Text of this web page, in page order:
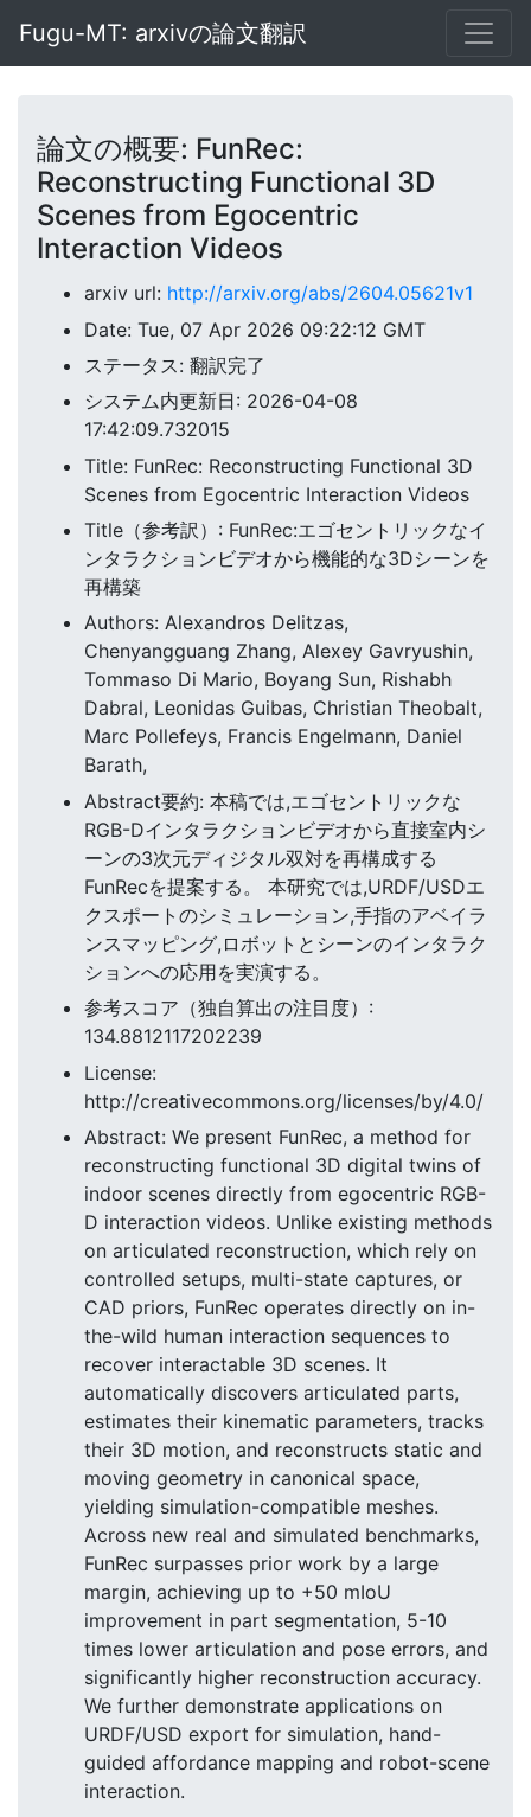
Fugu-MT: arxivの論文翻訳
論文の概要: FunRec:
Reconstructing Functional 3D
Scenes from Egocentric
Interaction Videos
arxiv url: http://arxiv.org/abs/2604.05621v1
Date: Tue, 07 Apr 2026 09:22:12 GMT
ステータス: 翻訳完了
システム内更新日: 2026-04-08
17:42:09.732015
Title: FunRec: Reconstructing Functional 3D
Scenes from Egocentric Interaction Videos
Title（参考訳）: FunRec:エゴセントリックなイ
ンタラクションビデオから機能的な3Dシーンを
再構築
Authors: Alexandros Delitzas,
Chenyangguang Zhang, Alexey Gavryushin,
Tommaso Di Mario, Boyang Sun, Rishabh
Dabral, Leonidas Guibas, Christian Theobalt,
Marc Pollefeys, Francis Engelmann, Daniel
Barath,
Abstract要約: 本稿では,エゴセントリックな
RGB-Dインタラクションビデオから直接室内シ
ーンの3次元ディジタル双対を再構成する
FunRecを提案する。 本研究では,URDF/USDエ
クスポートのシミュレーション,手指のアベイラ
ンスマッピング,ロボットとシーンのインタラク
ションへの応用を実演する。
参考スコア（独自算出の注目度）:
134.8812117202239
License:
http://creativecommons.org/licenses/by/4.0/
Abstract: We present FunRec, a method for
reconstructing functional 3D digital twins of
indoor scenes directly from egocentric RGB-
D interaction videos. Unlike existing methods
on articulated reconstruction, which rely on
controlled setups, multi-state captures, or
CAD priors, FunRec operates directly on in-
the-wild human interaction sequences to
recover interactable 3D scenes. It
automatically discovers articulated parts,
estimates their kinematic parameters, tracks
their 3D motion, and reconstructs static and
moving geometry in canonical space,
yielding simulation-compatible meshes.
Across new real and simulated benchmarks,
FunRec surpasses prior work by a large
margin, achieving up to +50 mIoU
improvement in part segmentation, 5-10
times lower articulation and pose errors, and
significantly higher reconstruction accuracy.
We further demonstrate applications on
URDF/USD export for simulation, hand-
guided affordance mapping and robot-scene
interaction.